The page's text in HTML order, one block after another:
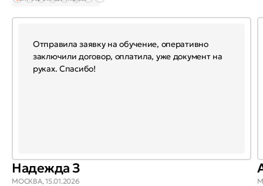
Отправила заявку на обучение, оперативно
заключили договор, оплатила, уже документ на
руках. Спасибо!
Надежда З
МОСКВА,15.01.2026